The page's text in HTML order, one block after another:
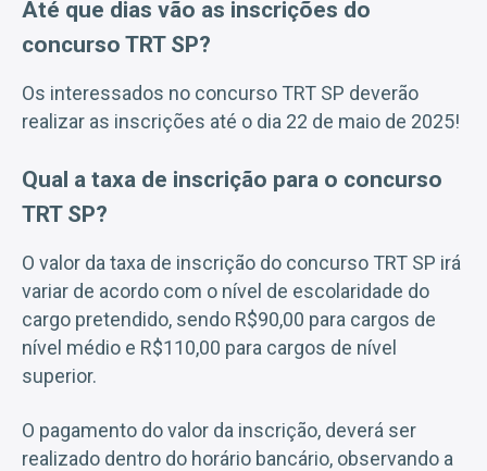
Até que dias vão as inscrições do
concurso TRT SP?
Os interessados no concurso TRT SP deverão
realizar as inscrições até o dia 22 de maio de 2025!
Qual a taxa de inscrição para o concurso
TRT SP?
O valor da taxa de inscrição do concurso TRT SP irá
variar de acordo com o nível de escolaridade do
cargo pretendido, sendo R$90,00 para cargos de
nível médio e R$110,00 para cargos de nível
superior.
O pagamento do valor da inscrição, deverá ser
realizado dentro do horário bancário, observando a